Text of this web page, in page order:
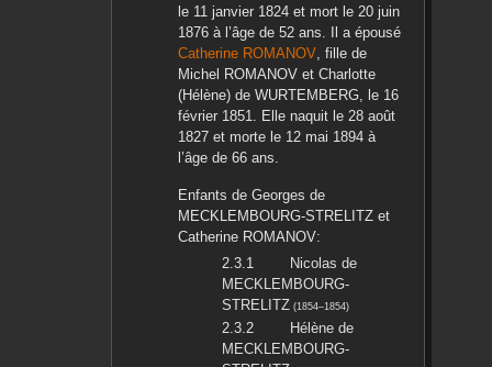
le 11 janvier 1824et mort le 20 juin
1876à l’âge de 52 ans. Il a épousé
CatherineROMANOV, fille de
Michel ROMANOVet Charlotte
(Hélène)de WURTEMBERG, le 16
février 1851. Elle naquit le 28 août
1827et morte le 12 mai 1894à
l’âge de 66 ans.
Enfants de Georges de
MECKLEMBOURG-STRELITZet
CatherineROMANOV:
Nicolas de
MECKLEMBOURG-
STRELITZ(1854–1854)
Hélènede
MECKLEMBOURG-